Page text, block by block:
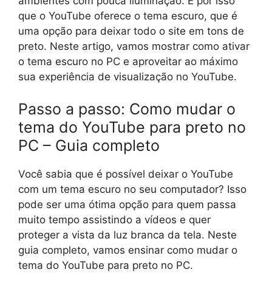
que o YouTube oferece o tema escuro, que é
uma opção para deixar todo o site em tons de
preto. Neste artigo, vamos mostrar como ativar
o tema escuro no PC e aproveitar ao máximo
sua experiência de visualização no YouTube.
Passo a passo: Como mudar o
tema do YouTube para preto no
PC – Guia completo
Você sabia que é possível deixar o YouTube
com um tema escuro no seu computador? Isso
pode ser uma ótima opção para quem passa
muito tempo assistindo a vídeos e quer
proteger a vista da luz branca da tela. Neste
guia completo, vamos ensinar como mudar o
tema do YouTube para preto no PC.